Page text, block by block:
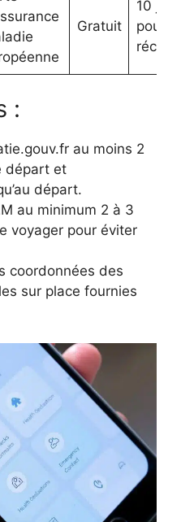
Gratuit
10
pour
:
au moins 2
départ et
départ.
au minimum 2 à 3
voyager pour éviter
coordonnées des
sur place fournies